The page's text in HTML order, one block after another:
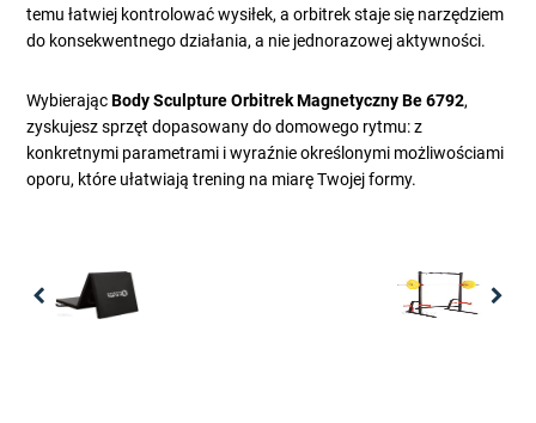
temu łatwiej kontrolować wysiłek, a orbitrek staje się narzędziem
do konsekwentnego działania, a nie jednorazowej aktywności.
WybierającBody Sculpture Orbitrek Magnetyczny Be 6792,
zyskujesz sprzęt dopasowany do domowego rytmu: z
konkretnymi parametrami i wyraźnie określonymi możliwościami
oporu, które ułatwiają trening na miarę Twojej formy.